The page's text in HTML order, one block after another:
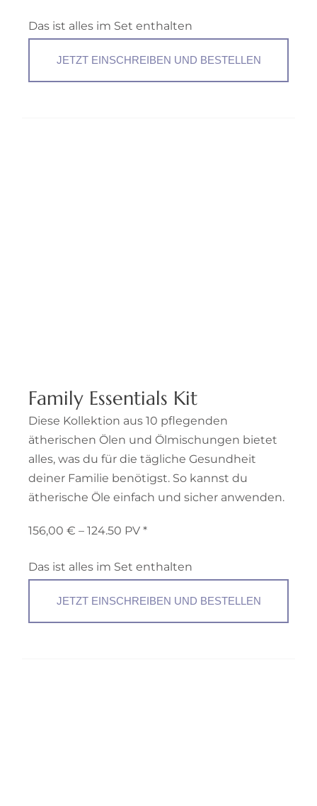
Das ist alles im Set enthalten
JETZT EINSCHREIBEN UND BESTELLEN
Family Essentials Kit
Diese Kollektion aus 10 pflegenden
ätherischen Ölen und Ölmischungen bietet
alles, was du für die tägliche Gesundheit
deiner Familie benötigst. So kannst du
ätherische Öle einfach und sicher anwenden.
156,00 € – 124.50 PV *
Das ist alles im Set enthalten
JETZT EINSCHREIBEN UND BESTELLEN